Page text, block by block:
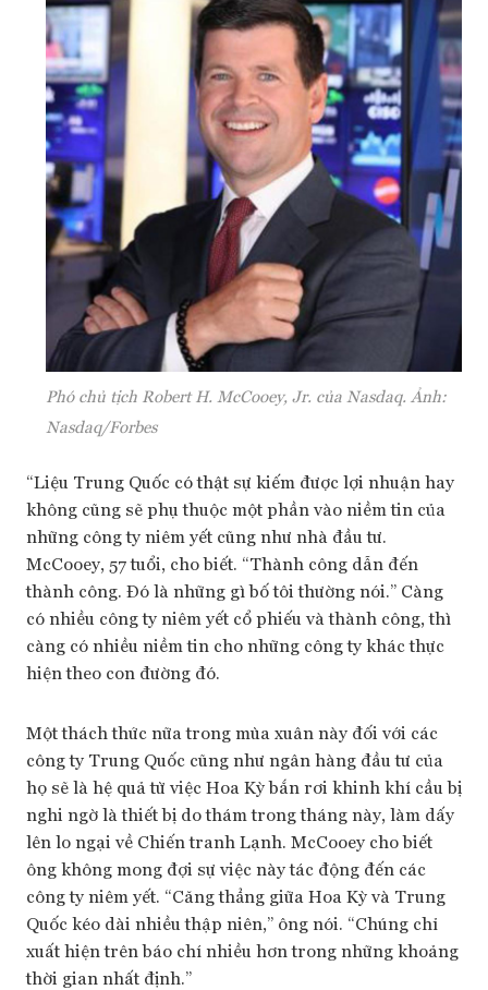
Phó chủ tịch Robert H. McCooey, Jr. của Nasdaq. Ảnh:
Nasdaq/Forbes
“Liệu Trung Quốc có thật sự kiếm được lợi nhuận hay
không cũng sẽ phụ thuộc một phần vào niềm tin của
những công ty niêm yết cũng như nhà đầu tư.
McCooey, 57 tuổi, cho biết. “Thành công dẫn đến
thành công. Đó là những gì bố tôi thường nói.” Càng
có nhiều công ty niêm yết cổ phiếu và thành công, thì
càng có nhiều niềm tin cho những công ty khác thực
hiện theo con đường đó.
Một thách thức nữa trong mùa xuân này đối với các
công ty Trung Quốc cũng như ngân hàng đầu tư của
họ sẽ là hệ quả từ việc Hoa Kỳ bắn rơi khinh khí cầu bị
nghi ngờ là thiết bị do thám trong tháng này, làm dấy
lên lo ngại về Chiến tranh Lạnh. McCooey cho biết
ông không mong đợi sự việc này tác động đến các
công ty niêm yết. “Căng thẳng giữa Hoa Kỳ và Trung
Quốc kéo dài nhiều thập niên,” ông nói. “Chúng chỉ
xuất hiện trên báo chí nhiều hơn trong những khoảng
thời gian nhất định.”